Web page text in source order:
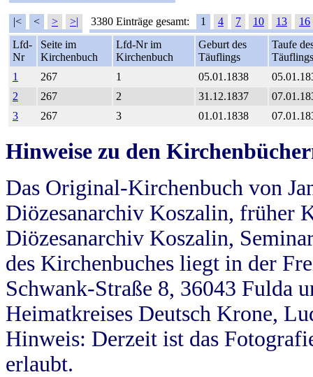
|< < > >| 3380 Einträge gesamt: 1 4 7 10 13
16
Lfd-
Nr
Seite im
Kirchenbuch
Lfd-Nr im
Kirchenbuch
Geburt des
Täuflings
Taufe
Täuflings
1
267 1 05.01.1838
2
267 2 31.12.1837
3
267 3 01.01.1838
Hinweise zu den
Das Original-Kirchenbuch von
Diözesanarchiv Koszalin, früher
Diözesanarchiv Koszalin,
des Kirchenbuches liegt in der
Schwank-Straße 8, 36043 Fulda
Heimatkreises Deutsch Krone,
Hinweis: Derzeit ist das
erlaubt.